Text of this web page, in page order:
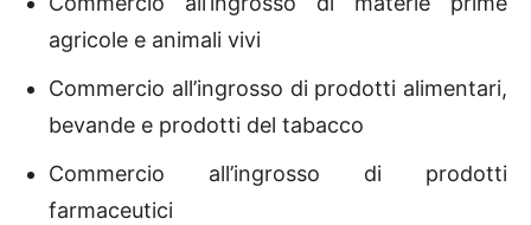
agricole e animali vivi
Commercio all’ingrosso di prodotti alimentari,
bevande e prodotti del tabacco
Commercio all’ingrosso di prodotti
farmaceutici